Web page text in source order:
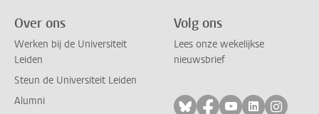
Over ons
Werken bij de Universiteit
Leiden
Steun de Universiteit Leiden
Alumni
Volg ons
Lees onze wekelijkse
nieuwsbrief
Volg ons op bluesky
Volg ons op
Volg ons op
Volg ons
Volg